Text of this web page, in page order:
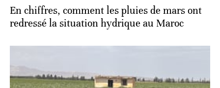
En chiffres, comment les pluies de mars ont
redressé la situation hydrique au Maroc